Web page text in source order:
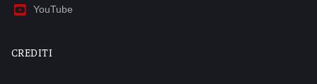
YouTube
CREDITI